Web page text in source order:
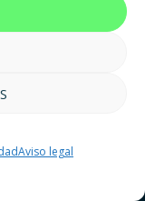
Aviso legal